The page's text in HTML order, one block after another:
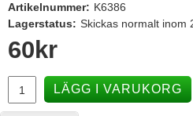
Lowrance
Humminbird
B&G
Artikelnummer: K6386
Lagerstatus: Skickas normalt inom
60 kr
LÄGG I VARUKORG